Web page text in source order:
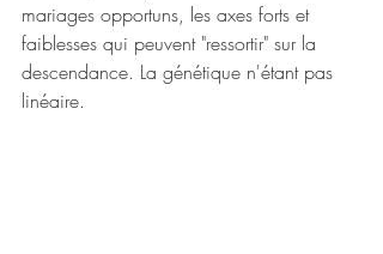
mariages opportuns, les axes forts et
faiblesses qui peuvent "ressortir" sur la
descendance. La génétique n'étant pas
linéaire.